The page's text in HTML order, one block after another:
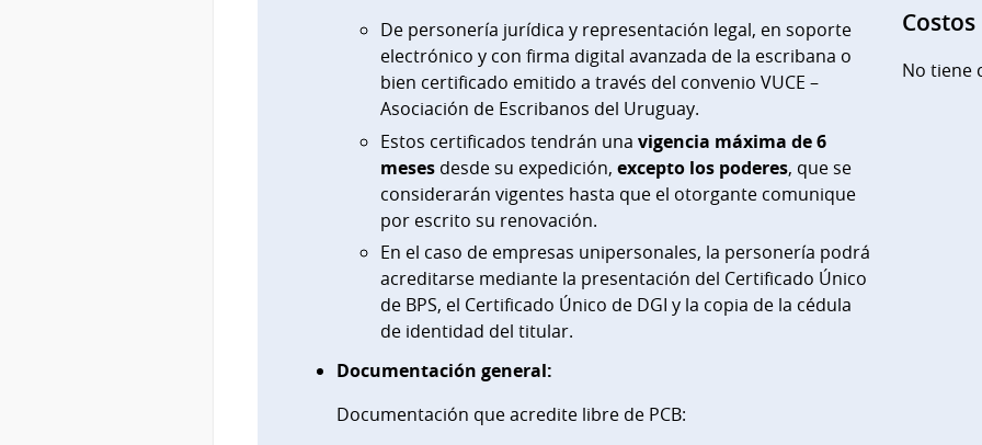
De personería jurídica y representación legal, en soporte
electrónico y con firma digital avanzada de la escribana o
bien certificado emitido a través del convenio VUCE –
Asociación de Escribanos del Uruguay.
Estos certificados tendrán una vigencia máxima de 6
meses desde su expedición, excepto los poderes, que se
considerarán vigentes hasta que el otorgante comunique
por escrito su renovación.
En el caso de empresas unipersonales, la personería podrá
acreditarse mediante la presentación del Certificado Único
de BPS, el Certificado Único de DGI y la copia de la cédula
de identidad del titular.
Documentación general:
Documentación que acredite libre de PCB:
Costos
No tiene